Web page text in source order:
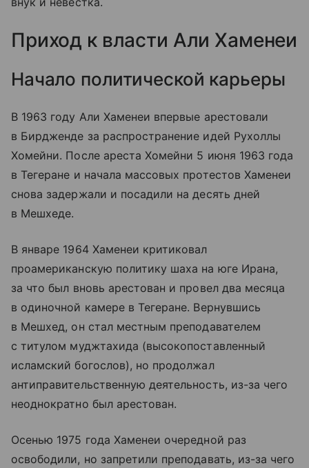
Приход к власти Али Хаменеи
Начало политической карьеры
В 1963 году Али Хаменеи впервые арестовали
в Бирдженде за распространение идей Рухоллы
Хомейни. После ареста Хомейни 5 июня 1963 года
в Тегеране и начала массовых протестов Хаменеи
снова задержали и посадили на десять дней
в Мешхеде.
В январе 1964 Хаменеи критиковал
проамериканскую политику шаха на юге Ирана,
за что был вновь арестован и провел два месяца
в одиночной камере в Тегеране. Вернувшись
в Мешхед, он стал местным преподавателем
с титулом муджтахида (высокопоставленный
исламский богослов), но продолжал
антиправительственную деятельность, из-за чего
неоднократно был арестован.
Осенью 1975 года Хаменеи очередной раз
освободили, но запретили преподавать, из-за чего